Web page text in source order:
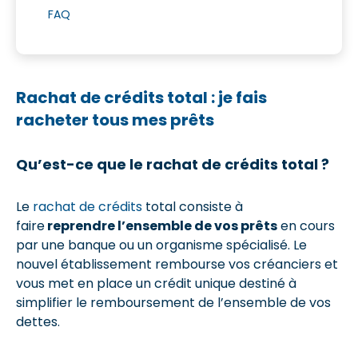
FAQ
Rachat de crédits total : je fais
racheter tous mes prêts
Qu’est-ce que le rachat de crédits total ?
Le rachat de crédits total consiste à
fairereprendre l’ensemble de vos prêtsen cours
par une banque ou un organisme spécialisé. Le
nouvel établissement rembourse vos créanciers et
vous met en place un crédit unique destiné à
simplifier le remboursement de l’ensemble de vos
dettes.